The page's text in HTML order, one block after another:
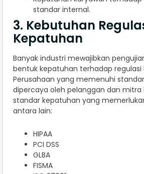
standar internal.
3. Kebutuhan
Kepatuhan
Banyak industri mewajibkan
bentuk kepatuhan terhadap
Perusahaan yang memenuhi
dipercaya oleh pelanggan dan mitra
standar kepatuhan yang
antara lain:
HIPAA
PCI DSS
GLBA
FISMA